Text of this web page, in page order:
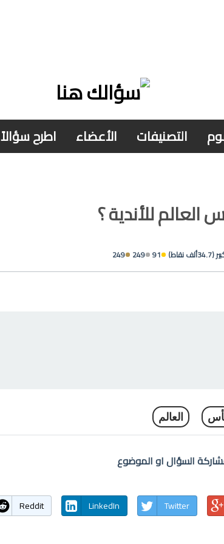
التصنيفات الأعضاء اطرح سؤالاً
للأندية ؟
(34.7ألف نقاط) 91
249
249
العالم
السؤال او الموضوع
Twitter
LinkedIn
Reddit